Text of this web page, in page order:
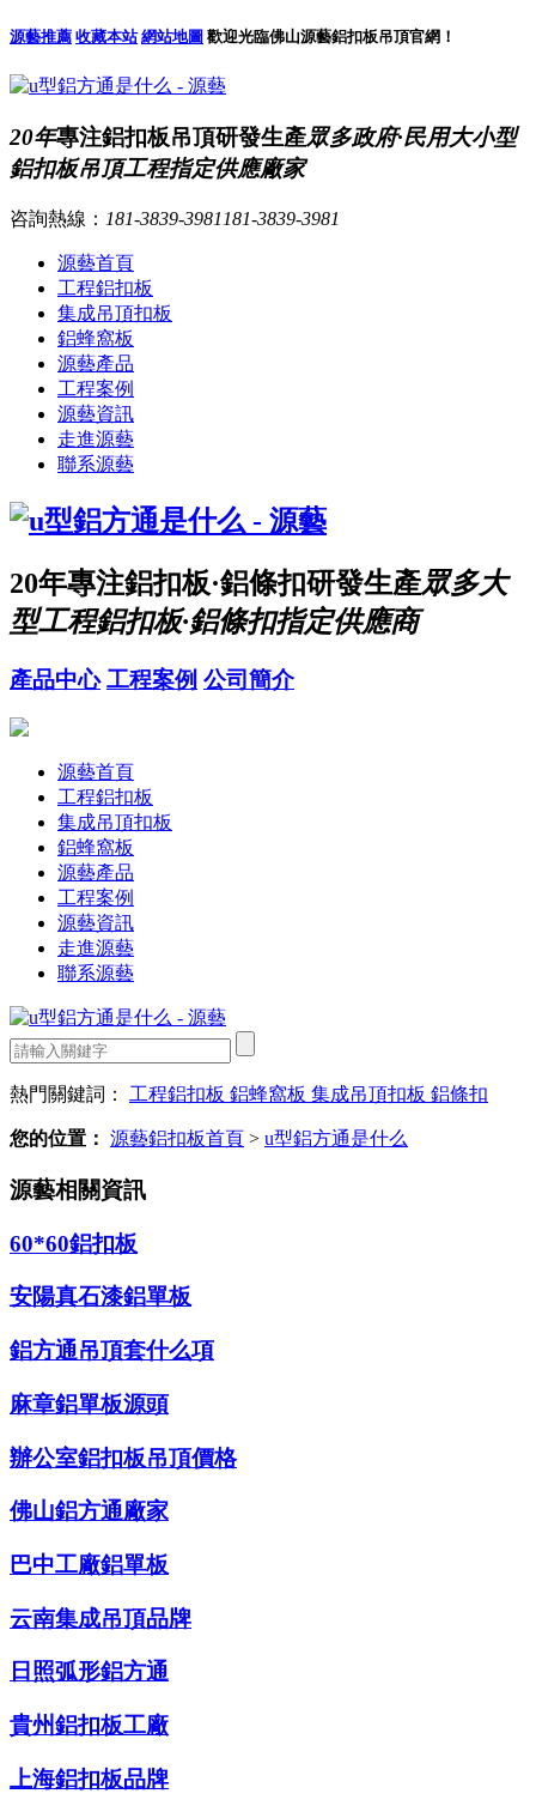
源藝推薦 收藏本站 網站地圖 歡迎光臨佛山源藝鋁扣板吊頂官網！
20年專注鋁扣板吊頂研發生產眾多政府·民用大小型
鋁扣板吊頂工程指定供應廠家
咨詢熱線： 181-3839-3981 181-3839-3981
源藝首頁
工程鋁扣板
集成吊頂扣板
鋁蜂窩板
源藝產品
工程案例
源藝資訊
走進源藝
聯系源藝
20年專注鋁扣板·鋁條扣研發生產眾多大
型工程鋁扣板·鋁條扣指定供應商
產品中心 工程案例 公司簡介
源藝首頁
工程鋁扣板
集成吊頂扣板
鋁蜂窩板
源藝產品
工程案例
源藝資訊
走進源藝
聯系源藝
熱門關鍵詞： 工程鋁扣板 鋁蜂窩板 集成吊頂扣板 鋁條扣
您的位置： 源藝鋁扣板首頁 > u型鋁方通是什么
源藝相關資訊
60*60鋁扣板
安陽真石漆鋁單板
鋁方通吊頂套什么項
麻章鋁單板源頭
辦公室鋁扣板吊頂價格
佛山鋁方通廠家
巴中工廠鋁單板
云南集成吊頂品牌
日照弧形鋁方通
貴州鋁扣板工廠
上海鋁扣板品牌